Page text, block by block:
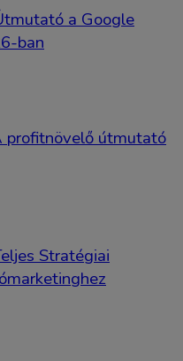
a Google
ban
profitnövelő útmutató
Stratégiai